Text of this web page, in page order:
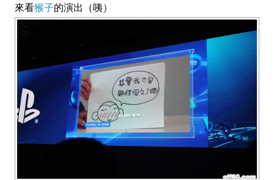
來看猴子的演出（咦）